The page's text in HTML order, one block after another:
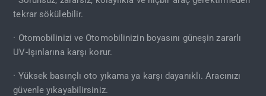
tekrar sökülebilir.
· Otomobilinizi ve Otomobilinizin boyasını güneşin zararlı
UV-Işınlarına karşı korur.
· Yüksek basınçlı oto yıkama ya karşı dayanıklı. Aracınızı
güvenle yıkayabilirsiniz.